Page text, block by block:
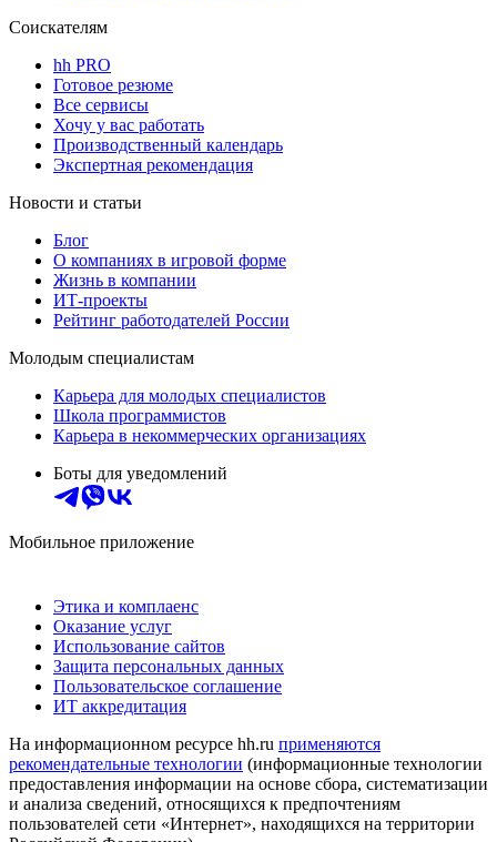
Соискателям
hh PRO
Готовое резюме
Все сервисы
Хочу у вас работать
Производственный календарь
Экспертная рекомендация
Новости и статьи
Блог
О компаниях в игровой форме
Жизнь в компании
ИТ-проекты
Рейтинг работодателей России
Молодым специалистам
Карьера для молодых специалистов
Школа программистов
Карьера в некоммерческих организациях
Боты для уведомлений
Мобильное приложение
Этика и комплаенс
Оказание услуг
Использование сайтов
Защита персональных данных
Пользовательское соглашение
ИТ аккредитация
На информационном ресурсе hh.ru применяются
рекомендательные технологии (информационные технологии
предоставления информации на основе сбора, систематизации
и анализа сведений, относящихся к предпочтениям
пользователей сети «Интернет», находящихся на территории